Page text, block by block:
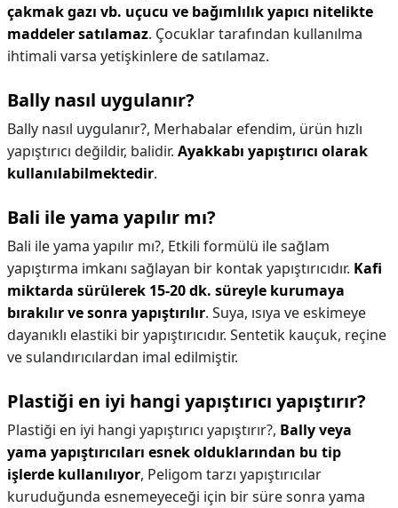
çakmak gazı vb. uçucu ve bağımlılık yapıcı nitelikte
maddeler satılamaz. Çocuklar tarafından kullanılma
ihtimali varsa yetişkinlere de satılamaz.
Bally nasıl uygulanır?
Bally nasıl uygulanır?, Merhabalar efendim, ürün hızlı
yapıştırıcı değildir, balidir. Ayakkabı yapıştırıcı olarak
kullanılabilmektedir.
Bali ile yama yapılır mı?
Bali ile yama yapılır mı?, Etkili formülü ile sağlam
yapıştırma imkanı sağlayan bir kontak yapıştırıcıdır. Kafi
miktarda sürülerek 15-20 dk. süreyle kurumaya
bırakılır ve sonra yapıştırılır. Suya, ısıya ve eskimeye
dayanıklı elastiki bir yapıştırıcıdır. Sentetik kauçuk, reçine
ve sulandırıcılardan imal edilmiştir.
Plastiği en iyi hangi yapıştırıcı yapıştırır?
Plastiği en iyi hangi yapıştırıcı yapıştırır?, Bally veya
yama yapıştırıcıları esnek olduklarından bu tip
işlerde kullanılıyor, Peligom tarzı yapıştırıcılar
kuruduğunda esnemeyeceği için bir süre sonra yama